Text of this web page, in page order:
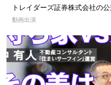
トレイダーズ証券株式会社の公
動画出演